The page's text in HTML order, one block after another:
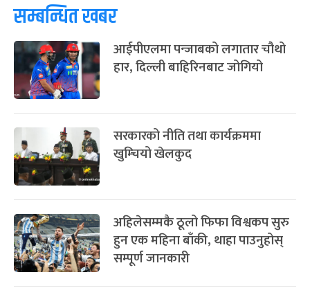
८
सोम चैत्र ८, २०८३- Mar 22, 2027
सम्बन्धित खबर
आईपीएलमा पन्जाबको लगातार चौथो
हार, दिल्ली बाहिरिनबाट जोगियो
सरकारको नीति तथा कार्यक्रममा
खुम्चियो खेलकुद
अहिलेसम्मकै ठूलो फिफा विश्वकप सुरु
हुन एक महिना बाँकी, थाहा पाउनुहोस्
सम्पूर्ण जानकारी